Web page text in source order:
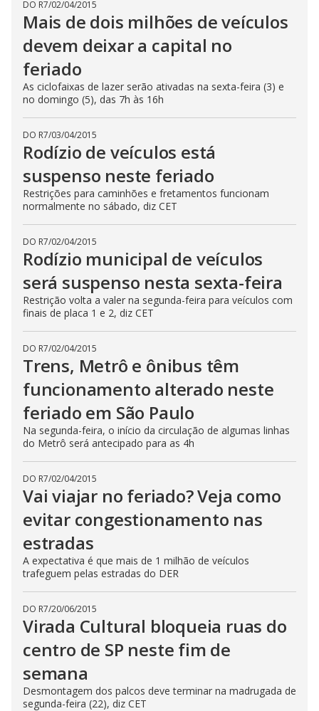
DO R7/02/04/2015
Mais de dois milhões de veículos
devem deixar a capital no
feriado
As ciclofaixas de lazer serão ativadas na sexta-feira (3) e
no domingo (5), das 7h às 16h
DO R7/03/04/2015
Rodízio de veículos está
suspenso neste feriado
Restrições para caminhões e fretamentos funcionam
normalmente no sábado, diz CET
DO R7/02/04/2015
Rodízio municipal de veículos
será suspenso nesta sexta-feira
Restrição volta a valer na segunda-feira para veículos com
finais de placa 1 e 2, diz CET
DO R7/02/04/2015
Trens, Metrô e ônibus têm
funcionamento alterado neste
feriado em São Paulo
Na segunda-feira, o início da circulação de algumas linhas
do Metrô será antecipado para as 4h
DO R7/02/04/2015
Vai viajar no feriado? Veja como
evitar congestionamento nas
estradas
A expectativa é que mais de 1 milhão de veículos
trafeguem pelas estradas do DER
DO R7/20/06/2015
Virada Cultural bloqueia ruas do
centro de SP neste fim de
semana
Desmontagem dos palcos deve terminar na madrugada de
segunda-feira (22), diz CET